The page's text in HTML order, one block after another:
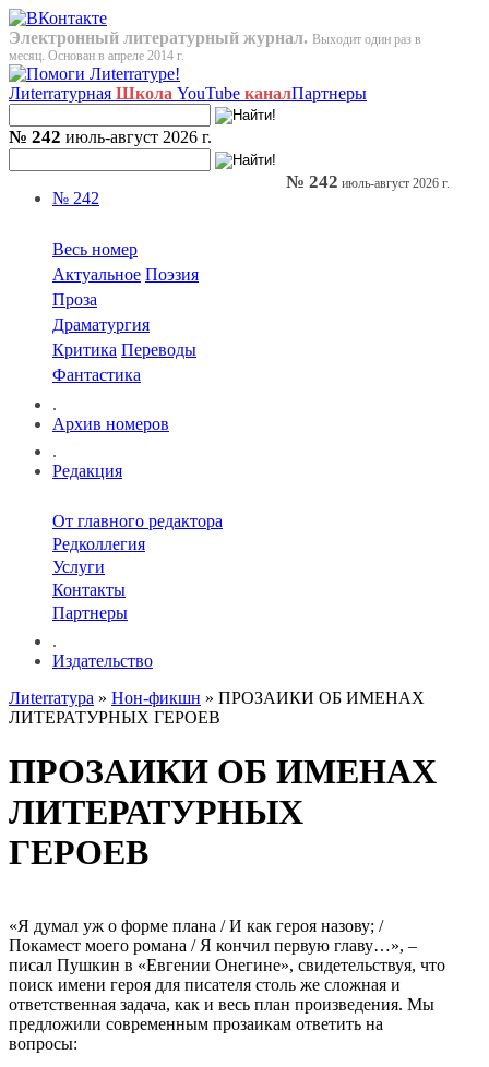
Электронный литературный журнал. Выходит один раз в
месяц. Основан в апреле 2014 г.
Лиterraтурная Школа YouTube каналПартнеры
№ 242 июль-август 2026 г.
№ 242
Весь номер
Актуальное Поэзия
Проза
Драматургия
Критика Переводы
Фантастика
.
Архив номеров
.
Редакция
От главного редактора
Редколлегия
Услуги
Контакты
Партнеры
.
Издательство
№ 242 июль-август 2026 г.
Лиterraтура » Нон-фикшн » ПРОЗАИКИ ОБ ИМЕНАХ
ЛИТЕРАТУРНЫХ ГЕРОЕВ
ПРОЗАИКИ ОБ ИМЕНАХ
ЛИТЕРАТУРНЫХ
ГЕРОЕВ
«Я думал уж о форме плана / И как героя назову; /
Покамест моего романа / Я кончил первую главу…», –
писал Пушкин в «Евгении Онегине», свидетельствуя, что
поиск имени героя для писателя столь же сложная и
ответственная задача, как и весь план произведения. Мы
предложили современным прозаикам ответить на
вопросы: